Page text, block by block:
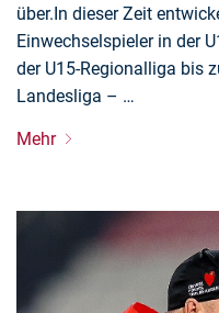
über.In dieser Zeit
Einwechselspieler in der
der U15-Regionalliga bis
Landesliga – …
Mehr